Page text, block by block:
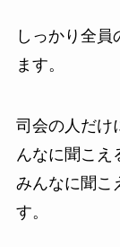
しっかり全
ます。
司会の人だけ
んなに聞こえ
みんなに聞こ
す。